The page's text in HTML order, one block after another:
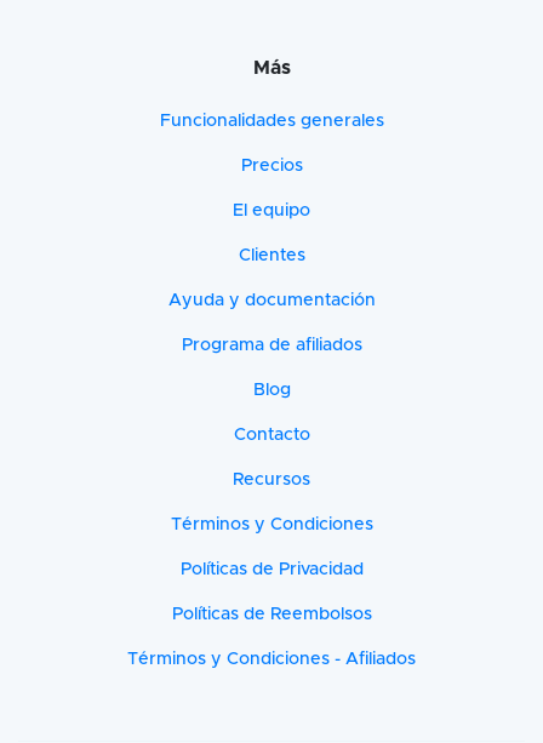
Más
Funcionalidades generales
Precios
El equipo
Clientes
Ayuda y documentación
Programa de afiliados
Blog
Contacto
Recursos
Términos y Condiciones
Políticas de Privacidad
Políticas de Reembolsos
Términos y Condiciones - Afiliados